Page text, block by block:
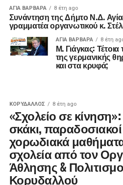
ΑΓΙΑ ΒΑΡΒΑΡΑ 8 έτη ago
Συνάντηση της Δήμτο Ν.Δ.
γραμματέα οργανωτικού κ.
ΑΓΙΑ ΒΑΡΒΑΡΑ 8 έτη
Μ. Γιάγκας: Τέτοια
της γερμανικής
και στα κρυφά;
ΚΟΡΥΔΑΛΛΟΣ 8 έτη ago
«Σχολείο σε
σκάκι, παραδοσιακοί
χορωδιακά
σχολεία από τον
Άθλησης &
Κορυδαλλού